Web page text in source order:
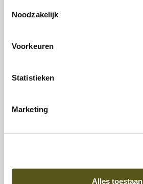
Noodzakelijk
Voorkeuren
Statistieken
Marketing
Alles toestaan
horeca & catering